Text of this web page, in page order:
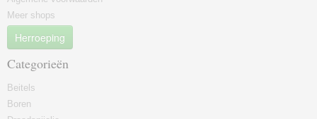
Meer shops
Herroeping
Categorieën
Beitels
Boren